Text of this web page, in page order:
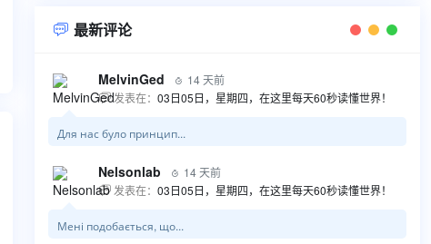
 最新评论
MelvinGed  14 天前
 发表在： 03日05日，星期四，在这里每天60秒读懂世界！
Для нас було принцип...
Nelsonlab  14 天前
 发表在： 03日05日，星期四，在这里每天60秒读懂世界！
Мені подобається, що...